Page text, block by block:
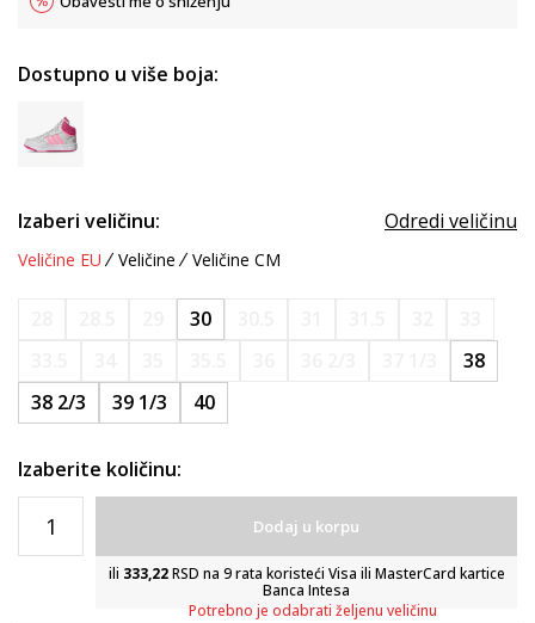
Dostupno u više boja:
Izaberi veličinu: Odredi veličinu
Veličine EU Veličine Veličine CM
30
38
38 2/3
39 1/3 40
Izaberite količinu:
Dodaj u korpu
ili 333,22RSD na 9 rata koristeći Visa ili MasterCard kartice
Banca Intesa
Potrebno je odabrati željenu veličinu